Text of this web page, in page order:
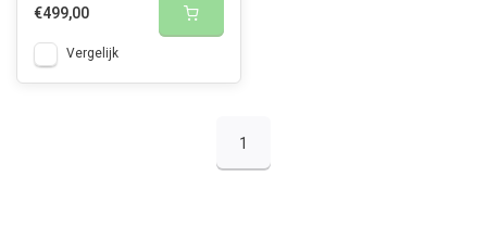
€499,00
Vergelijk
1